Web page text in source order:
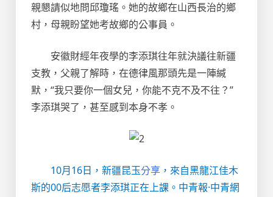
親懇請似地問邱瓊瑤。她的故鄉在山西長治的鄉
村，母親盼望她考故鄉的公事員。
安徽財經年夜學的李添琪往年就決議往新疆
支教，父親了解時，在德律風那頭先是一陣緘
默，“我只要你一個女兒，你能不克不及不往？”
李添琪哭了，甚至感到本身不孝。
10月16日，新疆昆玉分享 ，來自黑龍江佳木
斯的00后志愿者李添琪正在上課。中青報·中青網